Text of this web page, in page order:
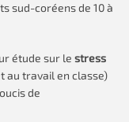
sud-coréens de 10 à
étude sur le stress
au travail en classe)
de